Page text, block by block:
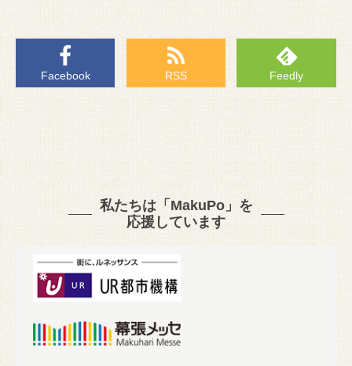
Facebook RSS Feedly
私たちは「MakuPo」を
応援しています